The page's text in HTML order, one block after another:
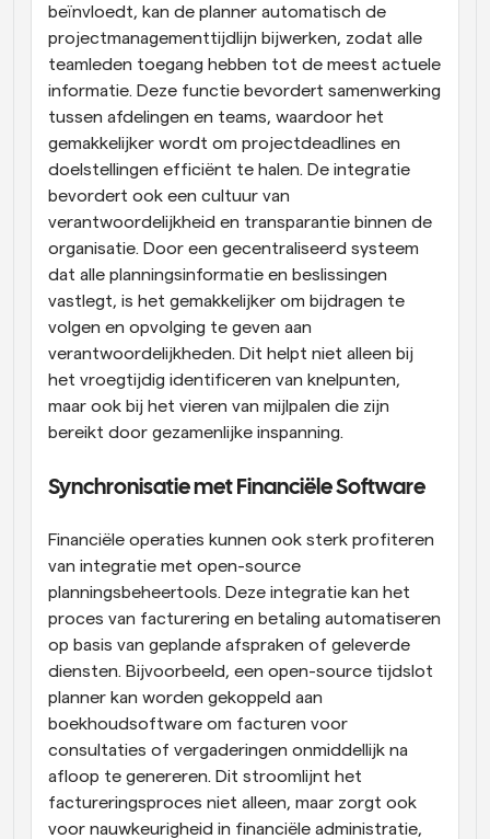
beïnvloedt, kan de planner automatisch de
projectmanagementtijdlijn bijwerken, zodat alle
teamleden toegang hebben tot de meest actuele
informatie. Deze functie bevordert samenwerking
tussen afdelingen en teams, waardoor het
gemakkelijker wordt om projectdeadlines en
doelstellingen efficiënt te halen. De integratie
bevordert ook een cultuur van
verantwoordelijkheid en transparantie binnen de
organisatie. Door een gecentraliseerd systeem
dat alle planningsinformatie en beslissingen
vastlegt, is het gemakkelijker om bijdragen te
volgen en opvolging te geven aan
verantwoordelijkheden. Dit helpt niet alleen bij
het vroegtijdig identificeren van knelpunten,
maar ook bij het vieren van mijlpalen die zijn
bereikt door gezamenlijke inspanning.
Synchronisatie met Financiële Software
Financiële operaties kunnen ook sterk profiteren
van integratie met open-source
planningsbeheertools. Deze integratie kan het
proces van facturering en betaling automatiseren
op basis van geplande afspraken of geleverde
diensten. Bijvoorbeeld, een open-source tijdslot
planner kan worden gekoppeld aan
boekhoudsoftware om facturen voor
consultaties of vergaderingen onmiddellijk na
afloop te genereren. Dit stroomlijnt het
factureringsproces niet alleen, maar zorgt ook
voor nauwkeurigheid in financiële administratie,